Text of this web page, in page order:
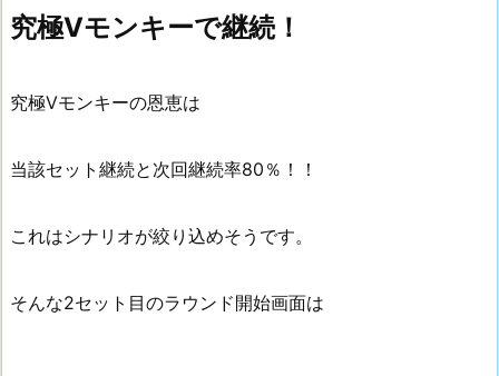
究極Vモンキーで継続！
究極Vモンキーの恩恵は
当該セット継続と次回継続率80％！！
これはシナリオが絞り込めそうです。
そんな2セット目のラウンド開始画面は